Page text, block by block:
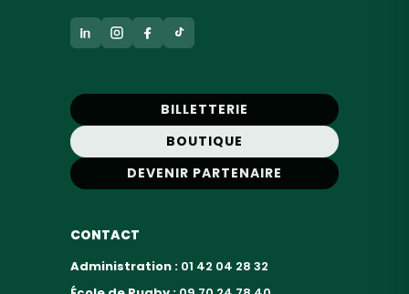
BILLETTERIE
BOUTIQUE
DEVENIR PARTENAIRE
CONTACT
Administration : 01 42 04 28 32